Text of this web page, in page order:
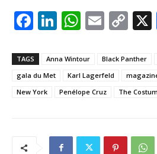
F
c
e
b
Li
k
e
dI
W
at
s
A
p
E
ai
l
C
p
y
Li
k
TAGS Anna Wintour Black Panther
gala du Met
Karl Lagerfeld
New York
Penélope Cruz The